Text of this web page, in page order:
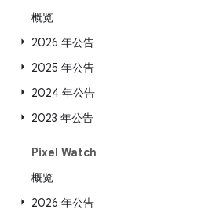
概览
2026 年公告
2025 年公告
2024 年公告
2023 年公告
Pixel Watch
概览
2026 年公告